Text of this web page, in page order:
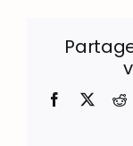
Facebook
X